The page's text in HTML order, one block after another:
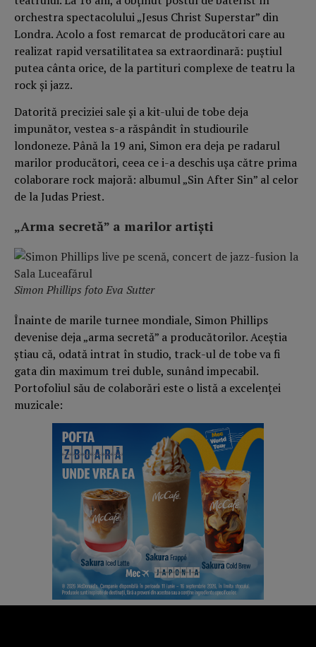
orchestra spectacolului „Jesus Christ Superstar” din
Londra. Acolo a fost remarcat de producători care au
realizat rapid versatilitatea sa extraordinară: puștiul
putea cânta orice, de la partituri complexe de teatru la
rock și jazz.
Datorită preciziei sale și a kit-ului de tobe deja
impunător, vestea s-a răspândit în studiourile
londoneze. Până la 19 ani, Simon era deja pe radarul
marilor producători, ceea ce i-a deschis ușa către prima
colaborare rock majoră: albumul „Sin After Sin” al celor
de la Judas Priest.
„Arma secretă” a marilor artiști
Simon Phillips foto Eva Sutter
Înainte de marile turnee mondiale, Simon Phillips
devenise deja „arma secretă” a producătorilor. Aceștia
știau că, odată intrat în studio, track-ul de tobe va fi
gata din maximum trei duble, sunând impecabil.
Portofoliul său de colaborări este o listă a excelenței
muzicale: